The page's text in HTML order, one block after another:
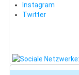
Last Minute
Last Minute
Instagram
Twitter